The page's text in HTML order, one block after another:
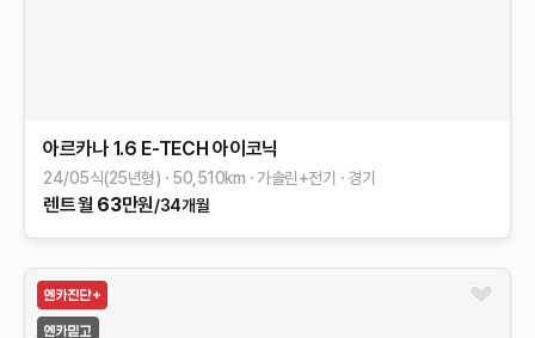
아르카나 1.6 E-TECH 아이코닉
24/05식(25년형) 50,510km 가솔린+전기 경기
렌트월 63만원/34개월